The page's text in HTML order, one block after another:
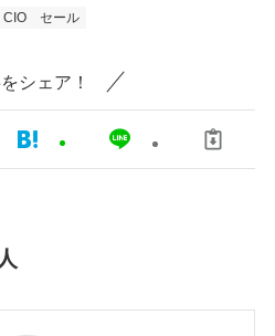
CIO セール
シェア！